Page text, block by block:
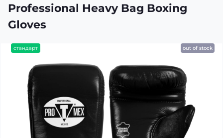
Professional Heavy Bag Boxing
Gloves
стандарт out of stock